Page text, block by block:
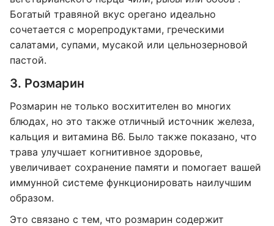
Богатый травяной вкус орегано идеально
сочетается с морепродуктами, греческими
салатами, супами, мусакой или цельнозерновой
пастой.
3. Розмарин
Розмарин не только восхитителен во многих
блюдах, но это также отличный источник железа,
кальция и витамина B6. Было также показано, что
трава улучшает когнитивное здоровье,
увеличивает сохранение памяти и помогает вашей
иммунной системе функционировать наилучшим
образом.
Это связано с тем, что розмарин содержит